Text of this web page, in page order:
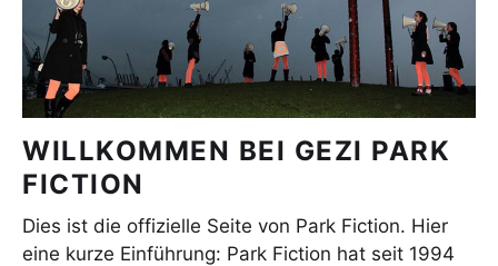
WILLKOMMEN BEI GEZI PARK
FICTION
Dies ist die offizielle Seite von Park Fiction. Hier
eine kurze Einführung: Park Fiction hat seit 1994